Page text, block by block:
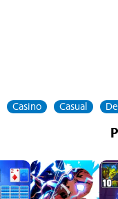
Casino Casual